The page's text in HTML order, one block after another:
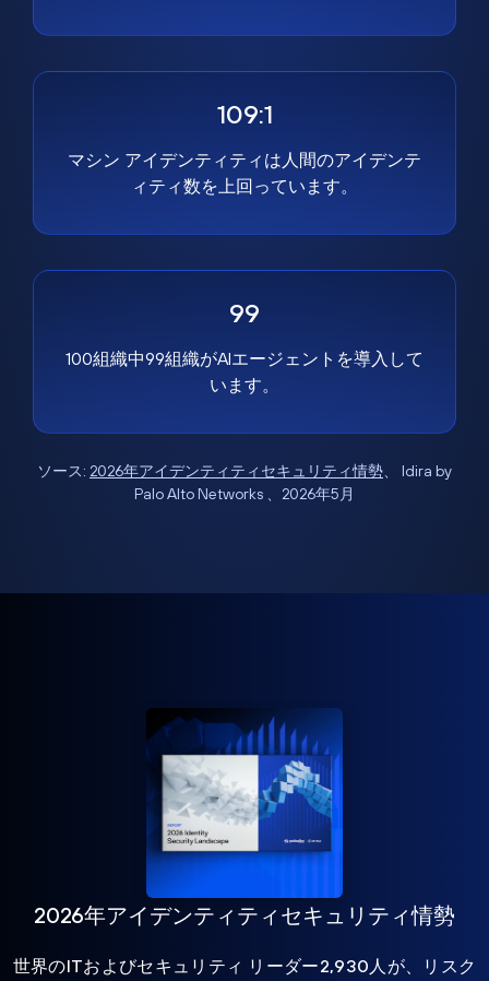
109:1
マシン アイデンティティは人間のアイデンテ
ィティ数を上回っています。
99
100組織中99組織がAIエージェントを導入して
います。
ソース: 2026年アイデンティティセキュリティ情勢、 Idira by
Palo Alto Networks 、2026年5月
2026年アイデンティティセキュリティ情勢
世界のITおよびセキュリティ リーダー2,930人が、リスク